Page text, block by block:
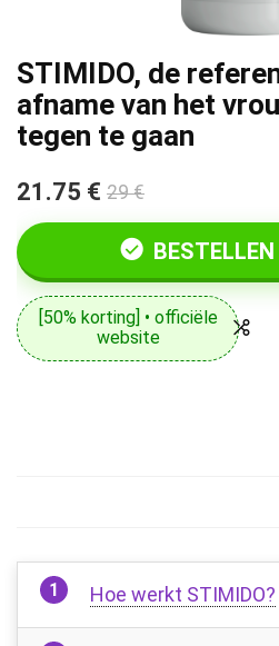
STIMIDO, de
afname van het
tegen te gaan
21.75 € 29 €
BESTELLEN
[50% korting] • officiële
website
Hoe werkt STIMIDO?